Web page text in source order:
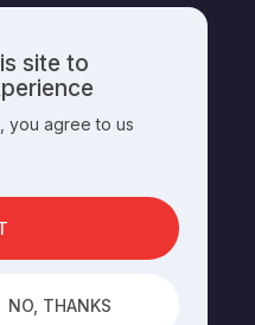
INFO
VISION
site to
you agree to us
NO, THANKS